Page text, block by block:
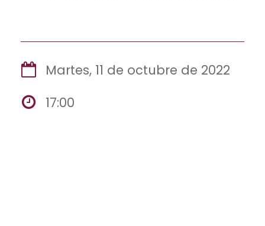
Martes, 11 de octubre de 2022
17:00